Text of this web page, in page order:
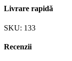
Livrare rapidă
SKU: 133
Recenzii